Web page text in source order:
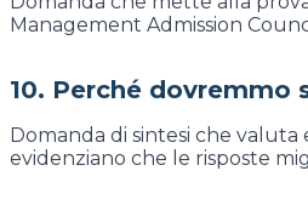
Management Admission
10. Perché
Domanda di sintesi che
evidenziano che le risposte